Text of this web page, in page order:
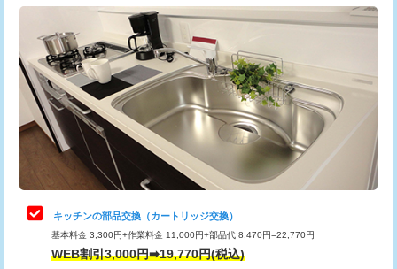
給水管工事※（バンド止め) 3,300円
給水管工事※（支持金具設置) 5,500円
給水管工事※（保温材使用（バンド止
め込み）)
5,500円
給水管工事※（土の掘削・埋め戻し作
11,000円
給水管工事※（塩ビ管（VP・HI）使
用/3ｍまで)
給水管工事※（塩ビ管（VP・HI）使
追加トーラー機使用/3m超え +3,300円
カメラ調査 33,000円
桝清掃 8,800円
止水・漏水調査・防水処理・清掃・修
理・調整・分解・加工など（軽作業）
11,000円
止水・漏水調査・防水処理・清掃・修
理・調整・分解・加工など（中作業）
22,000円
止水・漏水調査・防水処理・清掃・修
理・調整・分解・加工など（重作業）
33,000円
キッチンの部品交換（カートリッジ交換）
基本料金 3,300円+作業料金 11,000円+部品代 8,470円=22,770円
WEB割引3,000円➡19,770円(税込)